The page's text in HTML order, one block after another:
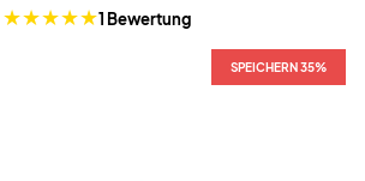
1 Bewertung
SPEICHERN 35%
SPEICHERN 35%
SPEICHERN 35%
SPEICHERN 35%
SPEICHERN 35%